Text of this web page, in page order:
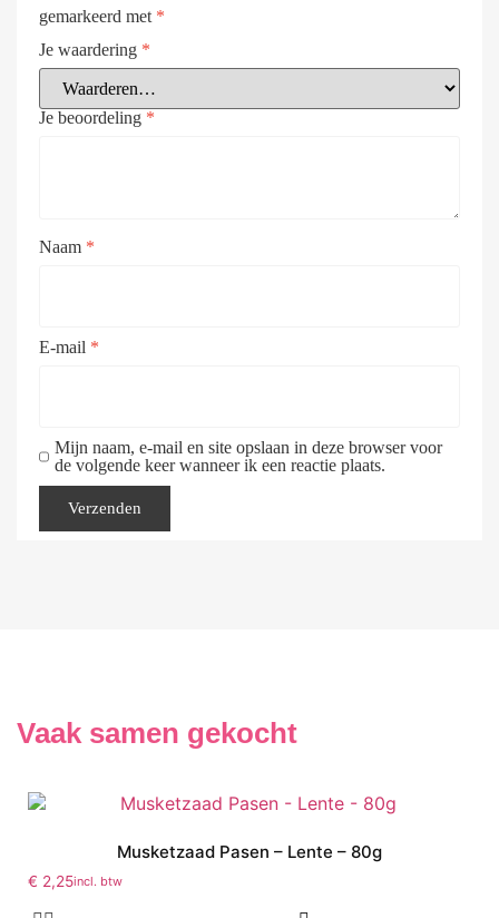
gemarkeerd met *
Je waardering *
Je beoordeling *
Naam *
E-mail *
Mijn naam, e-mail en site opslaan in deze browser voor
de volgende keer wanneer ik een reactie plaats.
Vaak samen gekocht
Musketzaad Pasen – Lente – 80g
€ 2,25incl. btw